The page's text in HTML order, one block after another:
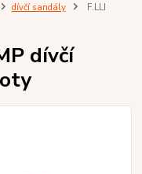
dívčí sandály
F.LLI
dívčí